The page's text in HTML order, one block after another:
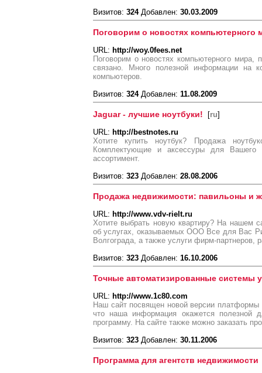
Визитов: 324Добавлен: 30.03.2009
Поговорим о новостях компьютерного
URL: http://woy.0fees.net
Поговорим о новостях компьютерного мира,
связано. Много полезной информации на
компьютеров.
Визитов: 324Добавлен: 11.08.2009
Jaguar - лучшие ноутбуки! [ru]
URL: http://bestnotes.ru
Хотите купить ноутбук? Продажа
Комплектующие и аксессуры для Вашего
ассортимент.
Визитов: 323 Добавлен: 28.08.2006
Продажа недвижимости: павильоны и
URL: http://www.vdv-rielt.ru
Хотите выбрать новую квартиру? На нашем
об услугах, оказываемых ООО Все для Вас
Волгограда, а также услуги фирм-партнеров,
Визитов: 323 Добавлен: 16.10.2006
Точные автоматизированные системы
URL: http://www.1c80.com
Наш сайт посвящен новой версии
что наша информация окажется полезной
программу. На сайте также можно заказать
Визитов: 323 Добавлен: 30.11.2006
Программа для агентств недвижимости